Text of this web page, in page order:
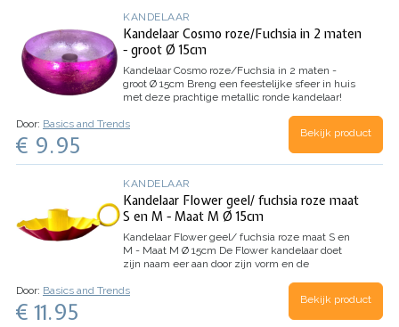
KANDELAAR
Kandelaar Cosmo roze/Fuchsia in 2 maten
- groot Ø 15cm
Kandelaar Cosmo roze/Fuchsia in 2 maten -
groot Ø 15cm Breng een feestelijke sfeer in huis
met deze prachtige metallic ronde kandelaar!
heeft een houdertje voor een kaars in het
Door: Basics and Trends
€ 9.95 Bekijk product
KANDELAAR
Kandelaar Flower geel/ fuchsia roze maat
S en M - Maat M Ø 15cm
Kandelaar Flower geel/ fuchsia roze maat S en
M - Maat M Ø 15cm De Flower kandelaar doet
zijn naam eer aan door zijn vorm en de
er een aantal kandelaartjes in verschillende
Door: Basics and Trends
€ 11.95 Bekijk product